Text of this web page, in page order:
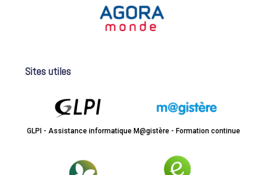
Sites utiles
GLPI - Assistance informatique M@gistère - Formation continue